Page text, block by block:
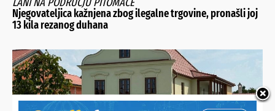
Njegovateljica kažnjena zbog ilegalne trgovine, pronašli joj
13 kila rezanog duhana